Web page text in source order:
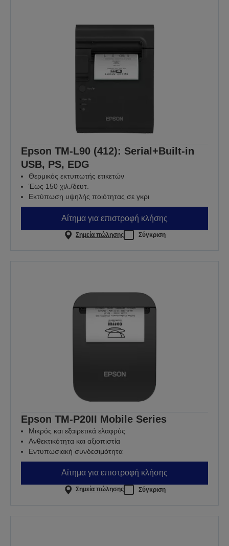
Epson TM-L90 (412): Serial+Built-in
USB, PS, EDG
Θερμικός εκτυπωτής ετικετών
Έως 150 χιλ./δευτ.
Εκτύπωση υψηλής ποιότητας σε γκρι
Αίτημα για επιστροφή κλήσης
Σημεία πώλησης Σύγκριση
Epson TM-P20II Mobile Series
Μικρός και εξαιρετικά ελαφρύς
Ανθεκτικότητα και αξιοπιστία
Εντυπωσιακή συνδεσιμότητα
Αίτημα για επιστροφή κλήσης
Σημεία πώλησης Σύγκριση